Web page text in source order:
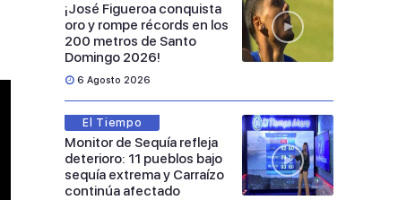
¡José Figueroa conquista
oro y rompe récords en los
200 metros de Santo
Domingo 2026!
6 Agosto 2026
El Tiempo
Monitor de Sequía refleja
deterioro: 11 pueblos bajo
sequía extrema y Carraízo
continúa afectado